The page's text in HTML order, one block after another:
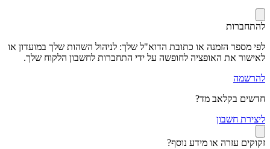
להתחברות
לפי מספר הזמנה או כתובת הדוא"ל שלך: לניהול השהות שלך במועדון או
לאישור את האופציה לחופשה על ידי התחברות לחשבון הלקוח שלך.
להרשמה
חדשים בקלאב מד?
ליצירת חשבון
זקוקים עזרה או מידע נוסף?